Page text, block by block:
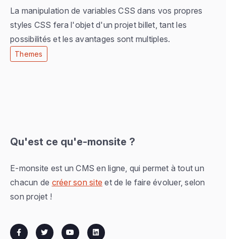
La manipulation de variables CSS dans vos propres
styles CSS fera l'objet d'un projet billet, tant les
possibilités et les avantages sont multiples.
Themes
Qu'est ce qu'e-monsite ?
E-monsite est un CMS en ligne, qui permet à tout un
chacun de créer son site et de le faire évoluer, selon
son projet !